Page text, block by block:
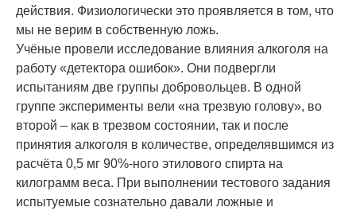
действия. Физиологически это проявляется в том, что
мы не верим в собственную ложь.
Учёные провели исследование влияния алкоголя на
работу «детектора ошибок». Они подвергли
испытаниям две группы добровольцев. В одной
группе эксперименты вели «на трезвую голову», во
второй – как в трезвом состоянии, так и после
принятия алкоголя в количестве, определявшимся из
расчёта 0,5 мг 90%-ного этилового спирта на
килограмм веса. При выполнении тестового задания
испытуемые сознательно давали ложные и